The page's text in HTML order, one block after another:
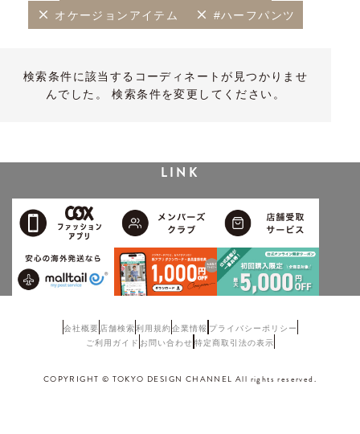
オケージョンアイテム #ハーフパンツ
検索条件に該当するコーディネートが見つかりませ
んでした。 検索条件を変更してください。
LINK
会社概要 店舗検索利用規約企業情報 プライバシーポリシー
ご利用ガイド お問い合わせ 特定商取引法の表示
COPYRIGHT © TOKYO DESIGN CHANNEL All rights reserved.